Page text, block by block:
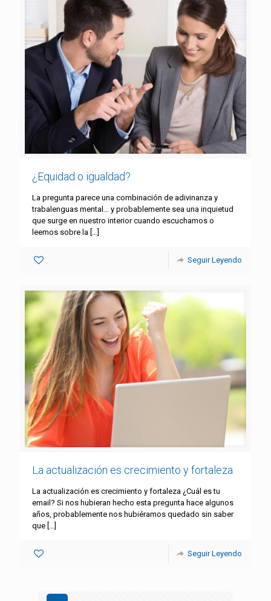
¿Equidad o igualdad?
La pregunta parece una combinación de adivinanza y
trabalenguas mental… y probablemente sea una inquietud
que surge en nuestro interior cuando escuchamos o
leemos sobre la
Seguir Leyendo
La actualización es crecimiento y fortaleza
La actualización es crecimiento y fortaleza ¿Cuál es tu
email? Si nos hubieran hecho esta pregunta hace algunos
años, probablemente nos hubiéramos quedado sin saber
que […]
Seguir Leyendo